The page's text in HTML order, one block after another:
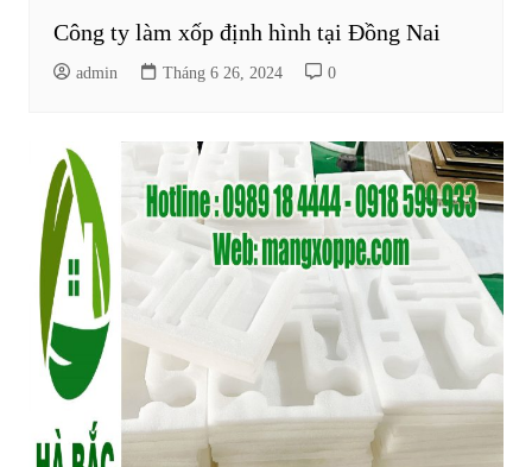
Công ty làm xốp định hình tại Đồng Nai
admin Tháng 6 26, 2024 0